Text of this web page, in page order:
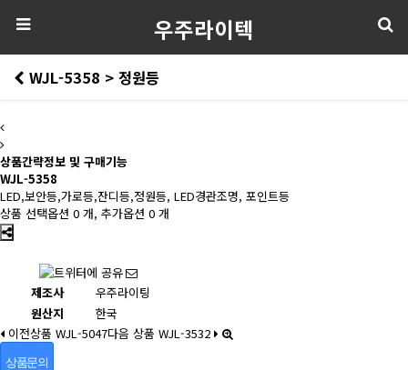
우주라이텍
WJL-5358 > 정원등
상품간략정보 및 구매기능
WJL-5358
LED,보안등,가로등,잔디등,정원등, LED경관조명, 포인트등
상품 선택옵션 0 개, 추가옵션 0 개
제조사
우주라이팅
원산지
한국
이전상품 WJL-5047다음 상품 WJL-3532
상품문의